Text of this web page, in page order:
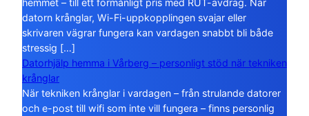
datorn krånglar, Wi-Fi-uppkopplingen svajar eller
skrivaren vägrar fungera kan vardagen snabbt bli både
stressig […]
Datorhjälp hemma i Vårberg – personligt stöd när tekniken
krånglar
När tekniken krånglar i vardagen – från strulande datorer
och e-post till wifi som inte vill fungera – finns personlig